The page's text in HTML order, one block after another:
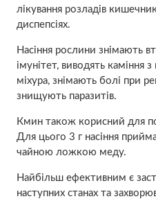
лікування розладів
диспепсіях.
Насіння рослини знімають
імунітет, виводять каміння
міхура, знімають болі при
знищують паразитів.
Кмин також корисний для
Для цього 3 г насіння
чайною ложкою меду.
Найбільш ефективним є
наступних станах та